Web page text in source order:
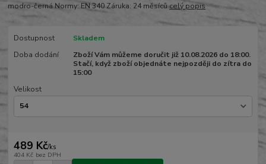
modro-černá Normy: EN 340 Záruka: 24 měsícůcelý popis
Dostupnost
Skladem
Doba dodání
Zboží Vám můžeme doručit již 10.08.2026 do 18:00.
Stačí, když zboží objednáte nejpozději do zítra do
15:00
Velikost
489 Kč/ks
404 Kč bez DPH